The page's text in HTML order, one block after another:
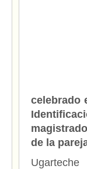
celebrado
de la